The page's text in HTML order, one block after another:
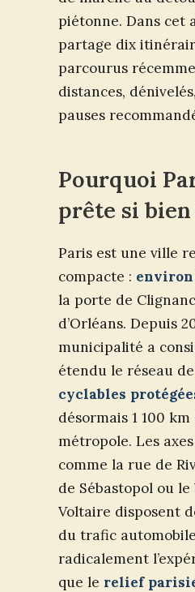
piétonne. Dans cet
partage dix
parcourus
distances,
pauses
Pourquoi
prête si
Paris est une ville
compacte : environ
la porte de
d’Orléans. Depuis
municipalité a
étendu le réseau de
cyclables
désormais 1 100
métropole. Les
comme la rue de
de Sébastopol ou
Voltaire disposent
du trafic
radicalement
que le relief